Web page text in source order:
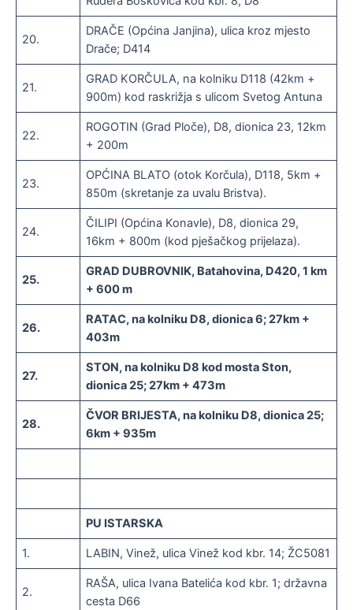
20.
DRAČE (Općina Janjina), ulica kroz mjesto
Drače; D414
21.
GRAD KORČULA, na kolniku D118 (42km +
900m) kod raskrižja s ulicom Svetog Antuna
22.
ROGOTIN (Grad Ploče), D8, dionica 23, 12km
+ 200m
23.
OPĆINA BLATO (otok Korčula), D118, 5km +
850m (skretanje za uvalu Bristva).
24.
ČILIPI (Općina Konavle), D8, dionica 29,
16km + 800m (kod pješačkog prijelaza).
25.
GRAD DUBROVNIK, Batahovina, D420, 1 km
+ 600 m
26.
RATAC, na kolniku D8, dionica 6; 27km +
403m
27.
STON, na kolniku D8 kod mosta Ston,
dionica 25; 27km + 473m
28.
ČVOR BRIJESTA, na kolniku D8, dionica 25;
6km + 935m
PU ISTARSKA
1. LABIN, Vinež, ulica Vinež kod kbr. 14; ŽC5081
2.
RAŠA, ulica Ivana Batelića kod kbr. 1; državna
cesta D66